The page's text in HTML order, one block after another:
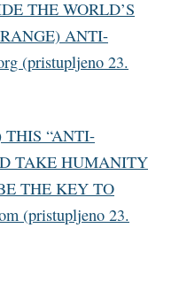
THE WORLD’S
ANTI-
(pristupljeno 23.
THIS “ANTI-
TAKE HUMANITY
THE KEY TO
(pristupljeno 23.